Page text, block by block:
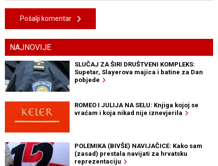
Pošalji komentar
NAJNOVIJE
SLUČAJ ZA ŠIRI DRUŠTVENI KOMPLEKS:
Supetar, Slayerova majica i batine za Dan
pobjede
ROMEO I JULIJA NA SELU: Knjiga kojoj se
vraćam i koja nikad nije iznevjerila
POLEMIKA (BIVŠE) NAVIJAČICE: Kako sam
(zasad) prestala navijati za hrvatsku
reprezentaciju